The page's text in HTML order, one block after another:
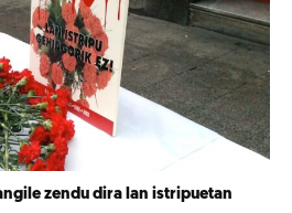
zendu dira lan istripuetan